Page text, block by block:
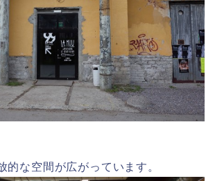
的な空間が広がっています。